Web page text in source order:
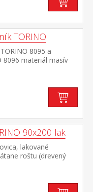
8070 (š/h/v) 85 × 37
vitríny 8072 (š/h/v) 85
TORINO
8095 a
8096 materiál masív
príborník: 2
pojazdmi, 2 plné dvere,
2 presklené dvere, 1
(š/h/v) 90 × 40 ×
(š/h/v) 90 × 33 ×
90x200 lak
lakované
roštu (drevený
odporúčaný rozmer